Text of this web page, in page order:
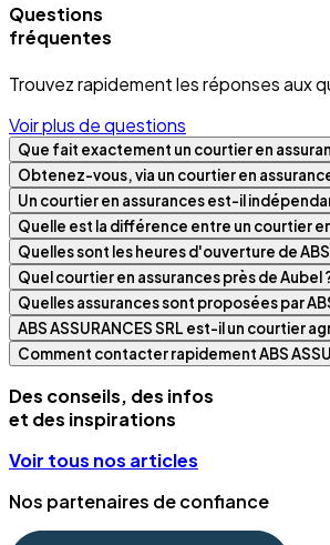
Questions
fréquentes
Trouvez rapidement les réponses aux
Voir plus de questions
Que fait exactement un courtier en
Obtenez-vous, via un courtier en
Un courtier en assurances est-il
Quelle est la différence entre un courtier
Quelles sont les heures d'ouverture de ABS
Quel courtier en assurances près de Aubel
Quelles assurances sont proposées par
ABS ASSURANCES SRL est-il un courtier
Comment contacter rapidement ABS
Des conseils, des infos
et des inspirations
Voir tous nos articles
Nos partenaires de confiance